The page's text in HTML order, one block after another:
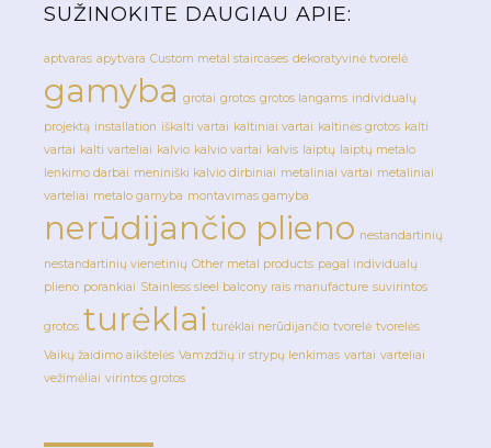
SUŽINOKITE DAUGIAU APIE:
aptvaras apytvara Custom metal staircases dekoratyvinė tvorelė
gamyba grotai grotos grotos langams individualų
projektą installation iškalti vartai kaltiniai vartai kaltinės grotos kalti
vartai kalti varteliai kalvio kalvio vartai kalvis laiptų laiptų metalo
lenkimo darbai meniniški kalvio dirbiniai metaliniai vartai metaliniai
varteliai metalo gamyba montavimas gamyba
nerūdijančio plieno nestandartinių
nestandartinių vienetinių Other metal products pagal individualų
plieno porankiai Stainless sleel balcony rais manufacture suvirintos
grotos turėklai turėklai nerūdijančio tvorelė tvorelės
Vaikų žaidimo aikštelės Vamzdžių ir strypų lenkimas vartai varteliai
vežimėliai virintos grotos